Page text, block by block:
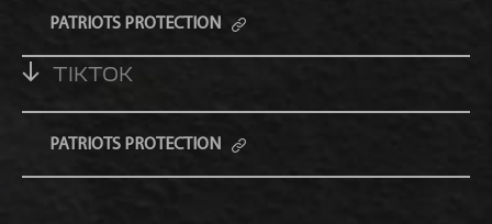
PATRIOTS PROTECTION
TIKTOK
PATRIOTS PROTECTION